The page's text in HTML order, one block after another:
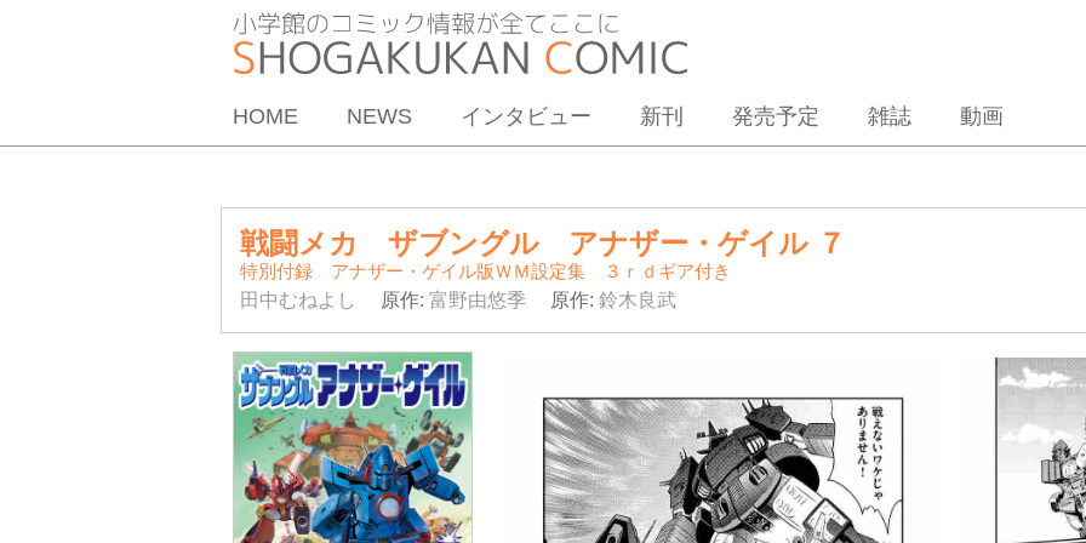
HOME NEWS インタビュー 新刊 発売予定 雑誌 動画
戦闘メカ ザブングル アナザー・ゲイル ７
特別付録 アナザー・ゲイル版ＷＭ設定集 ３ｒｄギア付き
田中むねよし
原作: 富野由悠季 原作: 鈴木良武